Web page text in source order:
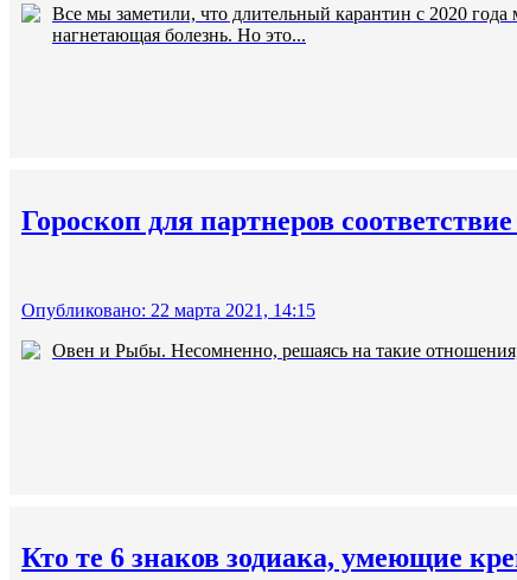
Все мы заметили, что длительный карантин с 2020
нагнетающая болезнь. Но это...
Гороскоп для партнеров
Опубликовано: 22 марта 2021, 14:15
Овен и Рыбы. Несомненно, решаясь на такие
Кто те 6 знаков зодиака, умеющие